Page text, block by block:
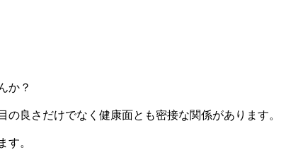
か？
の良さだけでなく健康面とも密接な関係があります。
す。